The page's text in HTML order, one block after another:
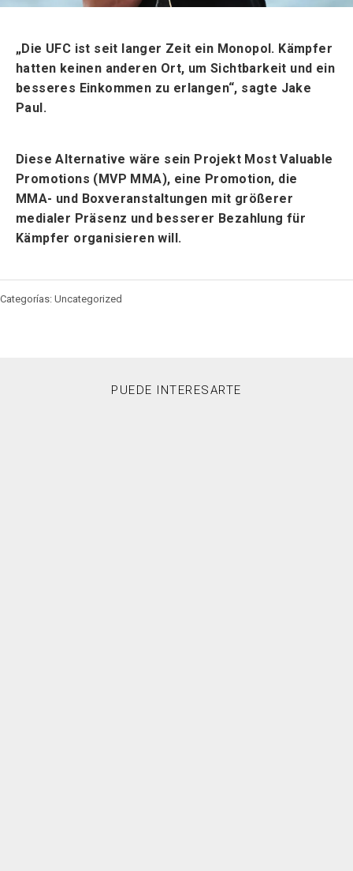
„Die UFC ist seit langer Zeit ein Monopol. Kämpfer
hatten keinen anderen Ort, um Sichtbarkeit und ein
besseres Einkommen zu erlangen“, sagte Jake
Paul.
Diese Alternative wäre sein Projekt Most Valuable
Promotions (MVP MMA), eine Promotion, die
MMA- und Boxveranstaltungen mit größerer
medialer Präsenz und besserer Bezahlung für
Kämpfer organisieren will.
Categorías: Uncategorized
PUEDE INTERESARTE